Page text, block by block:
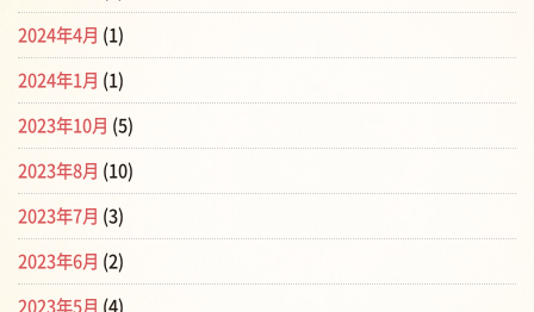
2024年4月 (1)
2024年1月 (1)
2023年10月 (5)
2023年8月 (10)
2023年7月 (3)
2023年6月 (2)
2023年5月 (4)